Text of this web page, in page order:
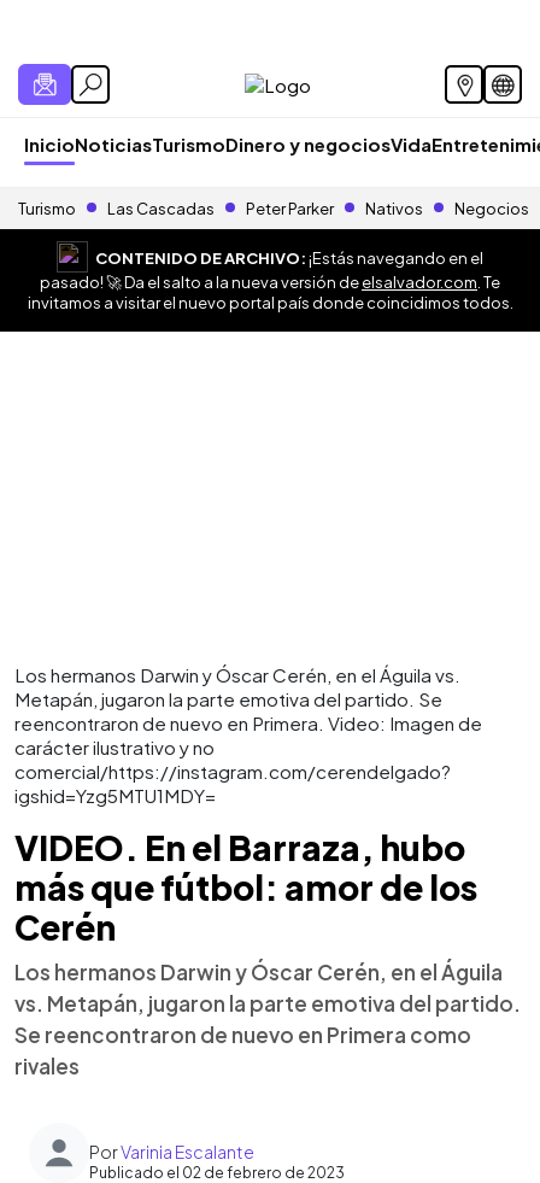
InicioNoticiasTurismoDinero y negociosVida
Turismo Las Cascadas Peter Parker Nativos Negocios
CONTENIDO DE ARCHIVO:¡Estás navegando en el
pasado! 🚀 Da el salto a la nueva versión deelsalvador.com . Te
invitamos a visitar el nuevo portal país donde coincidimos todos.
Los hermanos Darwin y Óscar Cerén, en el Águila vs.
Metapán, jugaron la parte emotiva del partido. Se
reencontraron de nuevo en Primera. Video: Imagen de
carácter ilustrativo y no
comercial/https://instagram.com/cerendelgado?
igshid=Yzg5MTU1MDY=
VIDEO. En el Barraza, hubo
más que fútbol: amor de los
Cerén
Los hermanos Darwin y Óscar Cerén, en el Águila
vs. Metapán, jugaron la parte emotiva del partido.
Se reencontraron de nuevo en Primera como
rivales
PorVarinia Escalante
Publicado el 02 de febrero de 2023